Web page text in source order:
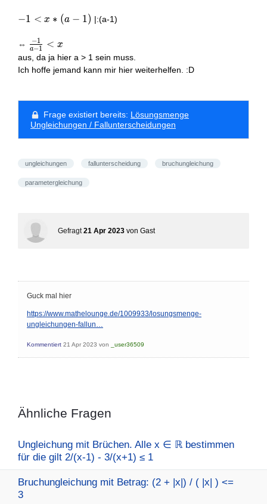
-1
x*
(a-
1)
−1 < x ∗ (a − 1) |:(a-1)
⇔ \frac{-1}
{a-1}<x
a−1
−1 < x
aus, da ja hier a > 1 sein muss.
Ich hoffe jemand kann mir hier weiterhelfen. :D
Frage existiert bereits: Lösungsmenge
Ungleichungen / Fallunterscheidungen
ungleichungen fallunterscheidung bruchungleichung
parametergleichung
Gefragt 21 Apr 2023 von Gast
Guck mal hier
https://www.mathelounge.de/1009933/losungsmenge-
ungleichungen-fallun…
Kommentiert 21 Apr 2023 von _user36509
Ähnliche Fragen
Ungleichung mit Brüchen. Alle x ∈ ℝ bestimmen
für die gilt 2/(x-1) - 3/(x+1) ≤ 1
Bruchungleichung mit Betrag: (2 + |x|) / ( |x| ) <=
3